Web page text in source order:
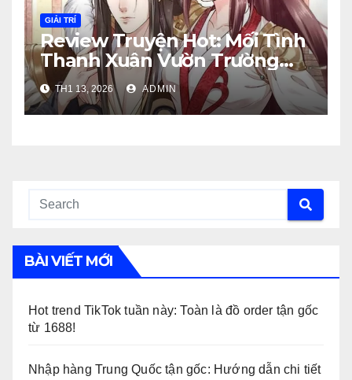
GIẢI TRÍ
Review Truyện Hot: Mối Tình
Thanh Xuân Vườn Trường
Đáng Đọc Nhất.
TH1 13, 2026 ADMIN
BÀI VIẾT MỚI
Hot trend TikTok tuần này: Toàn là đồ order tận gốc
từ 1688!
Nhập hàng Trung Quốc tận gốc: Hướng dẫn chi tiết